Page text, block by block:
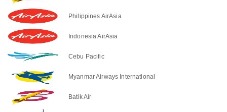
Philippines AirAsia
Indonesia AirAsia
Cebu Pacific
Myanmar Airways International
Batik Air